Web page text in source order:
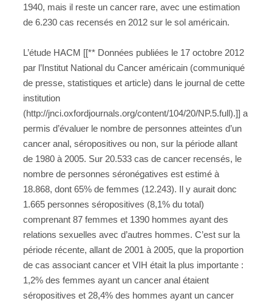
1940, mais il reste un cancer rare, avec une estimation
de 6.230 cas recensés en 2012 sur le sol américain.
L’étude HACM [[** Données publiées le 17 octobre 2012
par l’Institut National du Cancer américain (communiqué
de presse, statistiques et article) dans le journal de cette
institution
(http://jnci.oxfordjournals.org/content/104/20/NP.5.full).]] a
permis d’évaluer le nombre de personnes atteintes d’un
cancer anal, séropositives ou non, sur la période allant
de 1980 à 2005. Sur 20.533 cas de cancer recensés, le
nombre de personnes séronégatives est estimé à
18.868, dont 65% de femmes (12.243). Il y aurait donc
1.665 personnes séropositives (8,1% du total)
comprenant 87 femmes et 1390 hommes ayant des
relations sexuelles avec d’autres hommes. C’est sur la
période récente, allant de 2001 à 2005, que la proportion
de cas associant cancer et VIH était la plus importante :
1,2% des femmes ayant un cancer anal étaient
séropositives et 28,4% des hommes ayant un cancer